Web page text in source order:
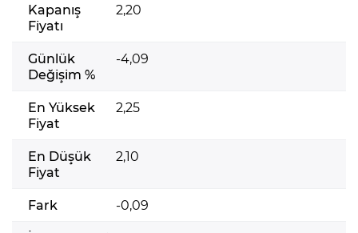
Kapanış
Fiyatı
2,20
Günlük
Değişim %
-4,09
En Yüksek
Fiyat
2,25
En Düşük
Fiyat
2,10
Fark
-0,09